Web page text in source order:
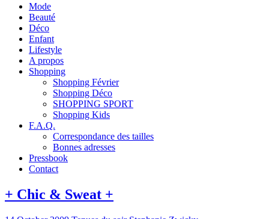
Mode
Beauté
Déco
Enfant
Lifestyle
A propos
Shopping
Shopping Février
Shopping Déco
SHOPPING SPORT
Shopping Kids
F.A.Q.
Correspondance des tailles
Bonnes adresses
Pressbook
Contact
+ Chic & Sweat +